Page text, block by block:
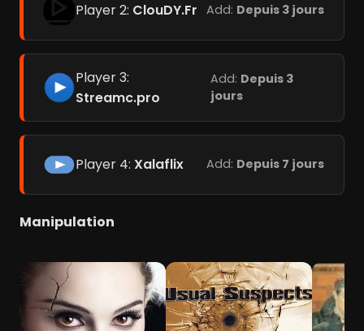
Player 2: ClouDY.Fr Add: Depuis 3 jours
Player 3:
Streamc.pro
Add: Depuis 3
jours
Player 4: Xalaflix Add: Depuis 7 jours
Manipulation